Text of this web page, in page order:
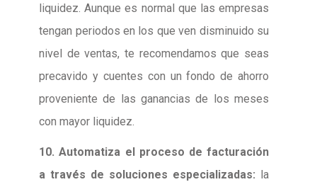
liquidez. Aunque es normal que las empresas
tengan periodos en los que ven disminuido su
nivel de ventas, te recomendamos que seas
precavido y cuentes con un fondo de ahorro
proveniente de las ganancias de los meses
con mayor liquidez.
10. Automatiza el proceso de facturación
a través de soluciones especializadas: la